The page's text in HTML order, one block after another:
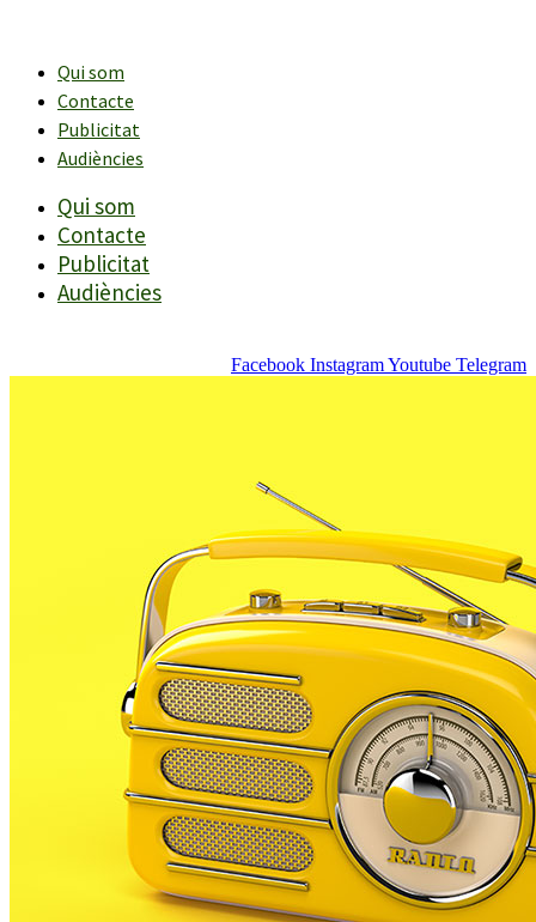
contingutQui som
Contacte
Publicitat
Audiències
Qui som
Contacte
Publicitat
Audiències
Facebook InstagramYoutube Telegram